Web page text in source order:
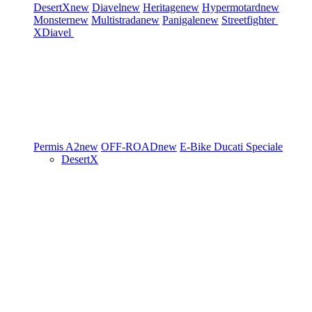
DesertXnew Diavelnew Heritagenew Hypermotardnew
Monsternew Multistradanew Panigalenew Streetfighter
XDiavel
Permis A2new OFF-ROADnew E-Bike Ducati Speciale
DesertX